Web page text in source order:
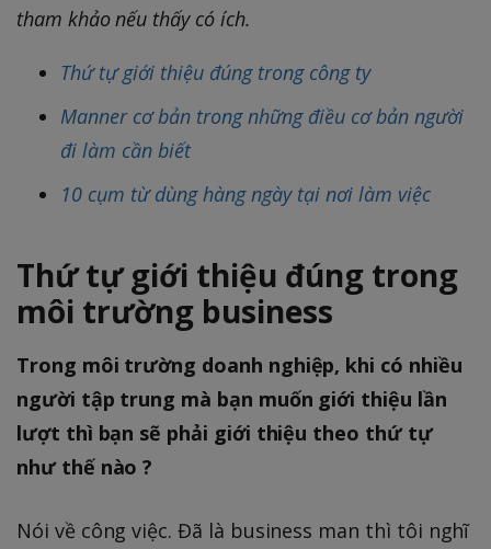
tham khảo nếu thấy có ích.
Thứ tự giới thiệu đúng trong công ty
Manner cơ bản trong những điều cơ bản người
đi làm cần biết
10 cụm từ dùng hàng ngày tại nơi làm việc
Thứ tự giới thiệu đúng trong
môi trường business
Trong môi trường doanh nghiệp, khi có nhiều
người tập trung mà bạn muốn giới thiệu lần
lượt thì bạn sẽ phải giới thiệu theo thứ tự
như thế nào ?
Nói về công việc. Đã là business man thì tôi nghĩ